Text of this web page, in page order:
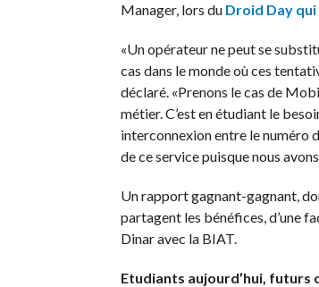
Manager, lors du Droid Day qui
«Un opérateur ne peut se
cas dans le monde où ces
déclaré. «Prenons le cas de
métier. C’est en étudiant le
interconnexion entre le numéro
de ce service puisque nous
Un rapport gagnant-gagnant,
partagent les bénéfices, d’une
Dinar avec la BIAT.
Etudiants aujourd’hui, futurs